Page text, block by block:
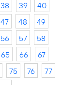
38 39
40
47 48
49
56 57
58
65 66
67
75 76
77